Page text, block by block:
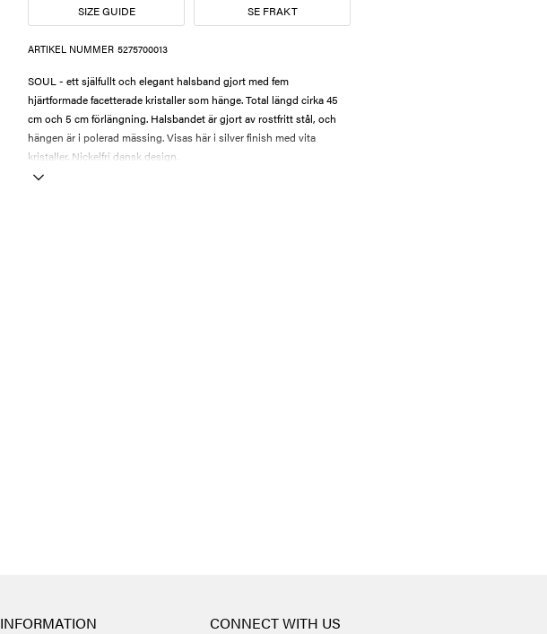
SIZE GUIDE SE FRAKT
ARTIKEL NUMMER 5275700013
SOUL - ett själfullt och elegant halsband gjort med fem
hjärtformade facetterade kristaller som hänge. Total längd cirka 45
cm och 5 cm förlängning. Halsbandet är gjort av rostfritt stål, och
hängen är i polerad mässing. Visas här i silver finish med vita
kristaller. Nickelfri dansk design.
INFORMATION CONNECT WITH US